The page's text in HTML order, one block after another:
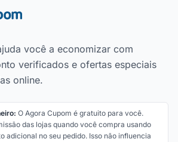
você a economizar com
verificados e ofertas especiais
online.
O Agora Cupom é gratuito para você.
das lojas quando você compra usando
adicional no seu pedido. Isso não influencia